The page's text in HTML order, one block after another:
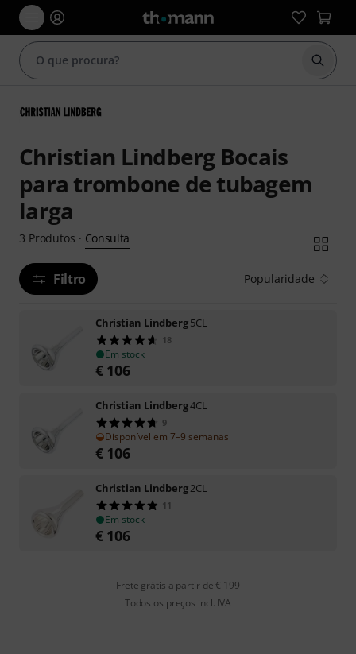
Iniciar
Christian Lindberg Bocais
para trombone de tubagem
larga
3 Produtos · Consulta
Filtro Popularidade
Christian Lindberg5CL
18
Em stock
€ 106
Christian Lindberg4CL
9
Disponível em 7–9 semanas
€ 106
Christian Lindberg2CL
11
Em stock
€ 106
Frete grátis a partir de € 199
Todos os preços incl. IVA